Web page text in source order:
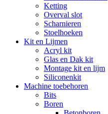
Ketting
Overval slot
Scharnieren
Stoelhoeken
Kit en Lijmen
Acryl kit
Glas en Dak kit
Montage kit en lijm
Siliconenkit
Machine toebehoren
Bits
Boren